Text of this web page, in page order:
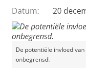
Datum:
20
De potentiële invloed
onbegrensd.